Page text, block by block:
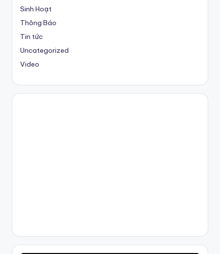
Sinh Hoạt
Thông Báo
Tin tức
Uncategorized
Video